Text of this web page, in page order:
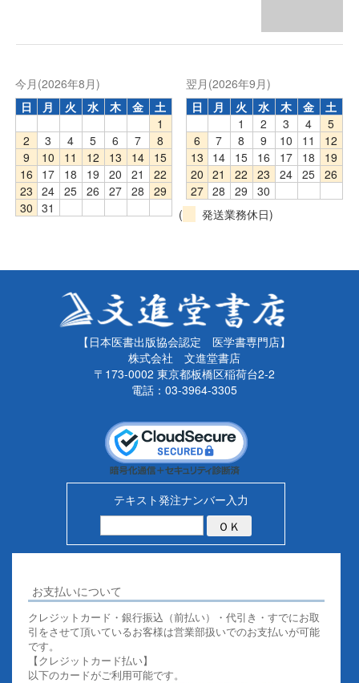
今月(2026年8月)
日
月 火 水 木 金
土
1
2
3 4 5 6 7
8
9
10 11 12 13 14
15
16
17 18 19 20 21
22
23
24 25 26 27 28
29
30
31
翌月(2026年9月)
日
月 火 水 木 金
土
1
2 3 4
5
6
7 8 9 10 11
12
13
14 15 16 17 18
19
20
21 22 23 24 25
26
27 28 29
30
(
発送業務休日)
【日本医書出版協会認定 医学書専門店】
株式会社 文進堂書店
〒173-0002 東京都板橋区稲荷台2-2
電話：03-3964-3305
テキスト発注ナンバー入力
お支払いについて
クレジットカード・銀行振込（前払い）・代引き・すでにお取
引をさせて頂いているお客様は営業部扱いでのお支払いが可能
です。
【クレジットカード払い】
以下のカードがご利用可能です。